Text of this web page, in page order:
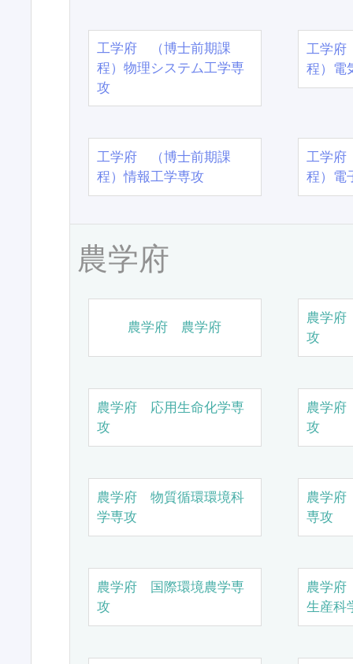
工学府 （博士前期課
程）物理システム工学専
攻
工学
程）電
工学府 （博士前期課
程）情報工学専攻
工学
程）電
農学府
農学府 農学府
農学
攻
農学府 応用生命化学専
攻
農学
攻
農学府 物質循環環境科
学専攻
農学
専攻
農学府 国際環境農学専
攻
農学
生産科